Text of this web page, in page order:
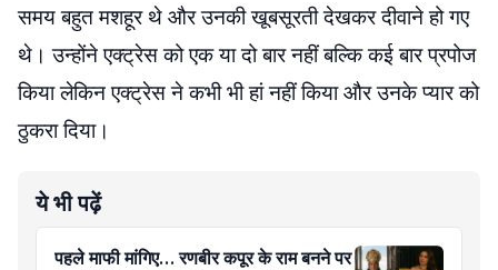
समय बहुत मशहूर थे और उनकी खूबसूरती देखकर दीवाने हो गए
थे। उन्होंने एक्ट्रेस को एक या दो बार नहीं बल्कि कई बार प्रपोज
किया लेकिन एक्ट्रेस ने कभी भी हां नहीं किया और उनके प्यार को
ठुकरा दिया।
ये भी पढ़ें
पहले माफी मांगिए… रणबीर कपूर के राम बनने पर